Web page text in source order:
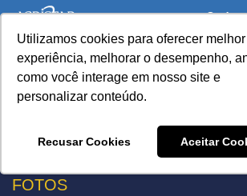
Utilizamos cookies para oferecer melhor
experiência, melhorar o desempenho,
como você interage em nosso site e
personalizar conteúdo.
Recusar Cookies Aceitar
Onde
ONDE COMPRAR
FOTOS